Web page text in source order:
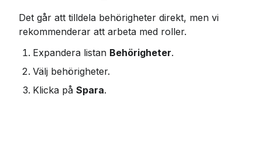
Det går att tilldela behörigheter direkt, men vi
rekommenderar att arbeta med roller.
Expandera listan Behörigheter.
Välj behörigheter.
Klicka på Spara.